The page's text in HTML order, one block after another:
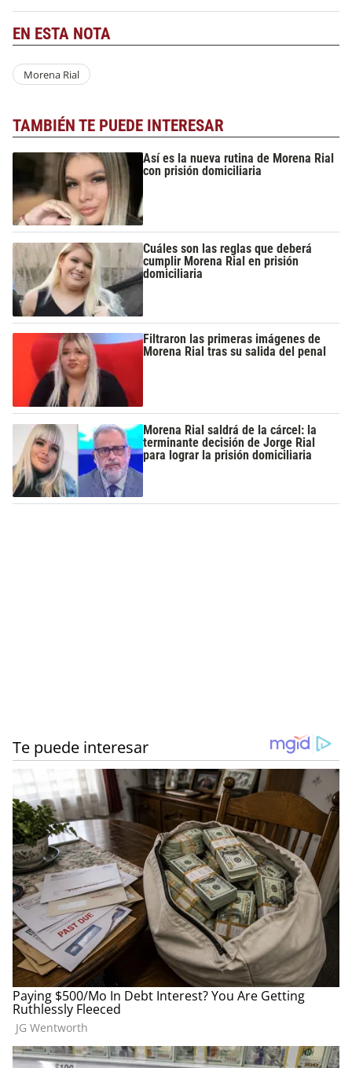
EN ESTA NOTA
Morena Rial
TAMBIÉN TE PUEDE INTERESAR
Así es la nueva rutina de Morena Rial
con prisión domiciliaria
Cuáles son las reglas que deberá
cumplir Morena Rial en prisión
domiciliaria
Filtraron las primeras imágenes de
Morena Rial tras su salida del penal
Morena Rial saldrá de la cárcel: la
terminante decisión de Jorge Rial
para lograr la prisión domiciliaria